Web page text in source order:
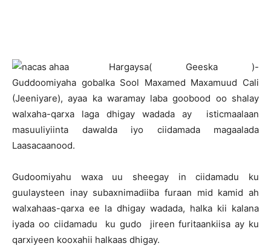
Hargaysa( Geeska )-
Guddoomiyaha gobalka Sool Maxamed Maxamuud Cali
(Jeeniyare), ayaa ka waramay laba goobood oo shalay
walxaha-qarxa laga dhigay wadada ay isticmaalaan
masuuliyiinta dawalda iyo ciidamada magaalada
Laasacaanood.
Gudoomiyahu waxa uu sheegay in ciidamadu ku
guulaysteen inay subaxnimadiiba furaan mid kamid ah
walxahaas-qarxa ee la dhigay wadada, halka kii kalana
iyada oo ciidamadu ku gudo jireen furitaankiisa ay ku
qarxiyeen kooxahii halkaas dhigay.